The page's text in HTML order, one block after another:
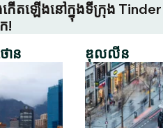
កើតឡើងនៅក្នុងទីក្រុង Tinder
!
ោន ឌុលលីន